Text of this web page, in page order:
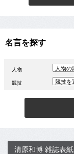
名言を探す
人物
競技
清原和博 雑誌表紙